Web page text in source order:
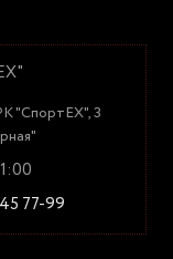
"СпортЕХ", 3
77-99